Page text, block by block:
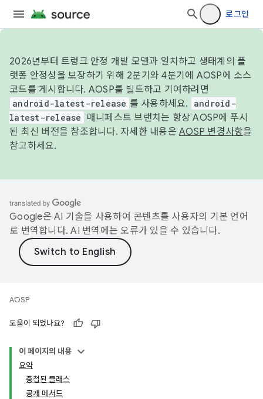
로그인
2026년부터 트렁크 안정 개발 모델과 일치하고 생태계의 플
랫폼 안정성을 보장하기 위해 2분기와 4분기에 AOSP에 소스
코드를 게시합니다. AOSP를 빌드하고 기여하려면
android-latest-release 를 사용하세요.
android-
latest-release
매니페스트 브랜치는 항상 AOSP에 푸시
된 최신 버전을 참조합니다. 자세한 내용은 AOSP 변경사항을
참고하세요.
Google은 AI 기술을 사용하여 콘텐츠를 사용자의 기본 언어
로 번역합니다. AI 번역에는 오류가 있을 수 있습니다.
AOSP
도움이 되었나요?
이 페이지의 내용
요약
중첩된 클래스
공개 메서드